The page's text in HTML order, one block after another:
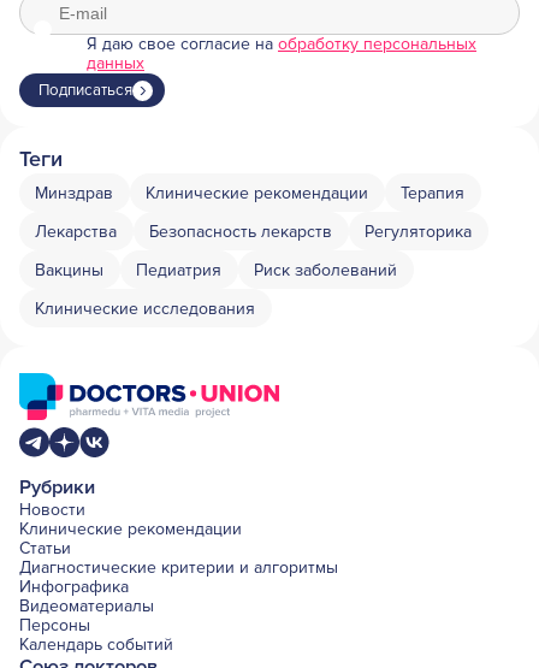
Я даю свое согласие на обработку персональных
данных
Подписаться
Теги
Минздрав Клинические рекомендации
Терапия
Лекарства
Безопасность лекарств
Регуляторика
Вакцины
Педиатрия
Риск заболеваний
Клинические исследования
Рубрики
Новости
Клинические рекомендации
Статьи
Диагностические критерии и алгоритмы
Инфографика
Видеоматериалы
Персоны
Календарь событий